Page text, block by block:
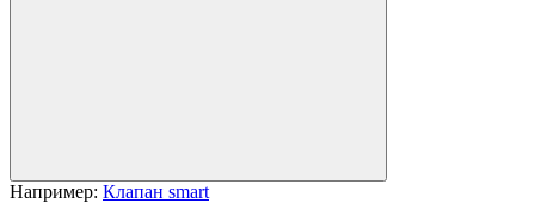
Например: Клапан smart